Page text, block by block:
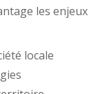
les enjeux
locale